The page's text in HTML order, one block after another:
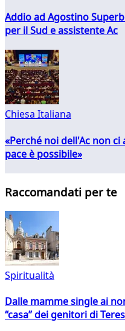
Addio ad Agostino
per il Sud e assistente Ac
Chiesa Italiana
«Perché noi dell'Ac non
pace è possibile»
Raccomandati per te
Spiritualità
Dalle mamme single ai
“casa” dei genitori di